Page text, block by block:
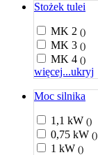
Stożek tulei
MK 2 ()
MK 3 ()
MK 4 ()
więcej...ukryj
Moc silnika
1,1 kW ()
0,75 kW ()
1 kW ()